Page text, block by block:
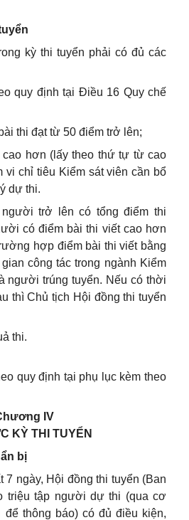
kỳ thi tuyển phải có đủ các
quy định tại Điều 16 Quy chế
thi đạt từ 50 điểm trở lên;
cao hơn (lấy theo thứ tự từ cao
vi chỉ tiêu Kiểm sát viên cần bổ
dự thi.
trở lên có tổng điểm thi
có điểm bài thi viết cao hơn
hợp điểm bài thi viết bằng
công tác trong ngành Kiểm
người trúng tuyển. Nếu có thời
thì Chủ tịch Hội đồng thi tuyển
thi.
quy định tại phụ lục kèm theo
IV
KỲ THI TUYỂN
bị
7 ngày, Hội đồng thi tuyển (Ban
triệu tập người dự thi (qua cơ
thông báo) có đủ điều kiện,